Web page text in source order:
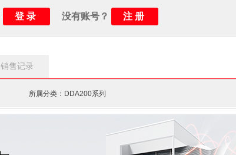
环境温度： 运行-25
登录 没有账号？ 注册
销售记录
所属分类：DDA200系列